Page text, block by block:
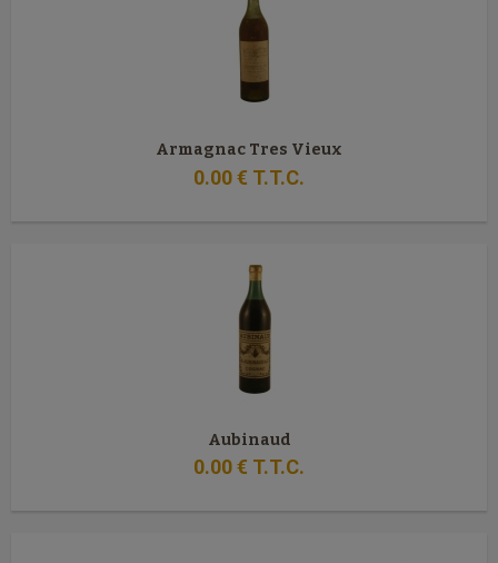
Armagnac Tres Vieux
0.00€ T.T.C.
Aubinaud
0.00€ T.T.C.